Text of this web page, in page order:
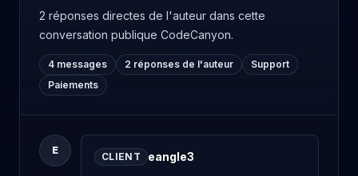
2 réponses directes de l'auteur dans cette
conversation publique CodeCanyon.
4 messages 2 réponses de l'auteur
Support
Paiements
E
CLIENT eangle3